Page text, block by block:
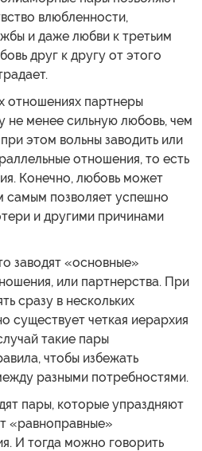
влюбленности,
и даже любви к третьим
друг к другу от этого
отношениях партнеры
не менее сильную любовь, чем
этом вольны заводить или
отношения, то есть
Конечно, любовь может
самым позволяет успешно
и другими причинами
заводят «основные»
или партнерства. При
сразу в нескольких
существует четкая иерархия
такие пары
чтобы избежать
разными потребностями.
пары, которые упраздняют
«равноправные»
И тогда можно говорить